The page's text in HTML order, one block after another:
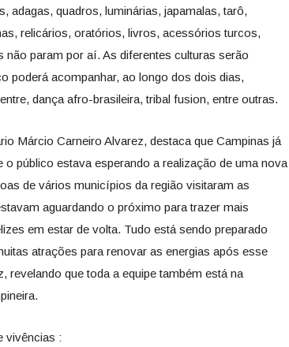
adagas, quadros, luminárias, japamalas, tarô,
relicários, oratórios, livros, acessórios turcos,
param por aí. As diferentes culturas serão
poderá acompanhar, ao longo dos dois dias,
dança afro-brasileira, tribal fusion, entre outras.
Márcio Carneiro Alvarez, destaca que Campinas já
público estava esperando a realização de uma nova
de vários municípios da região visitaram as
aguardando o próximo para trazer mais
em estar de volta. Tudo está sendo preparado
atrações para renovar as energias após esse
revelando que toda a equipe também está na
vivências :